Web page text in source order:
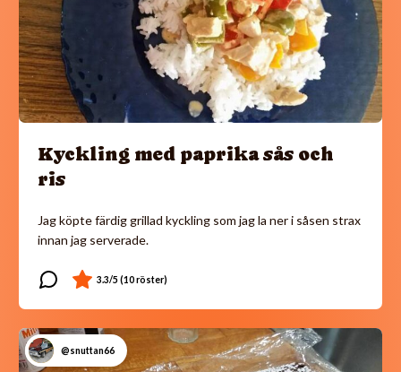
Kyckling med paprika sås och
ris
Jag köpte färdig grillad kyckling som jag la ner i såsen strax
innan jag serverade.
@snuttan66